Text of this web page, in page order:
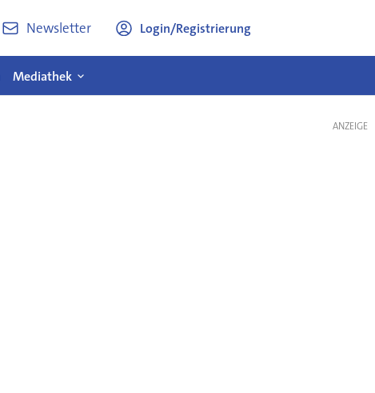
Newsletter Login/Registrierung
Mediathek
ANZEIGE